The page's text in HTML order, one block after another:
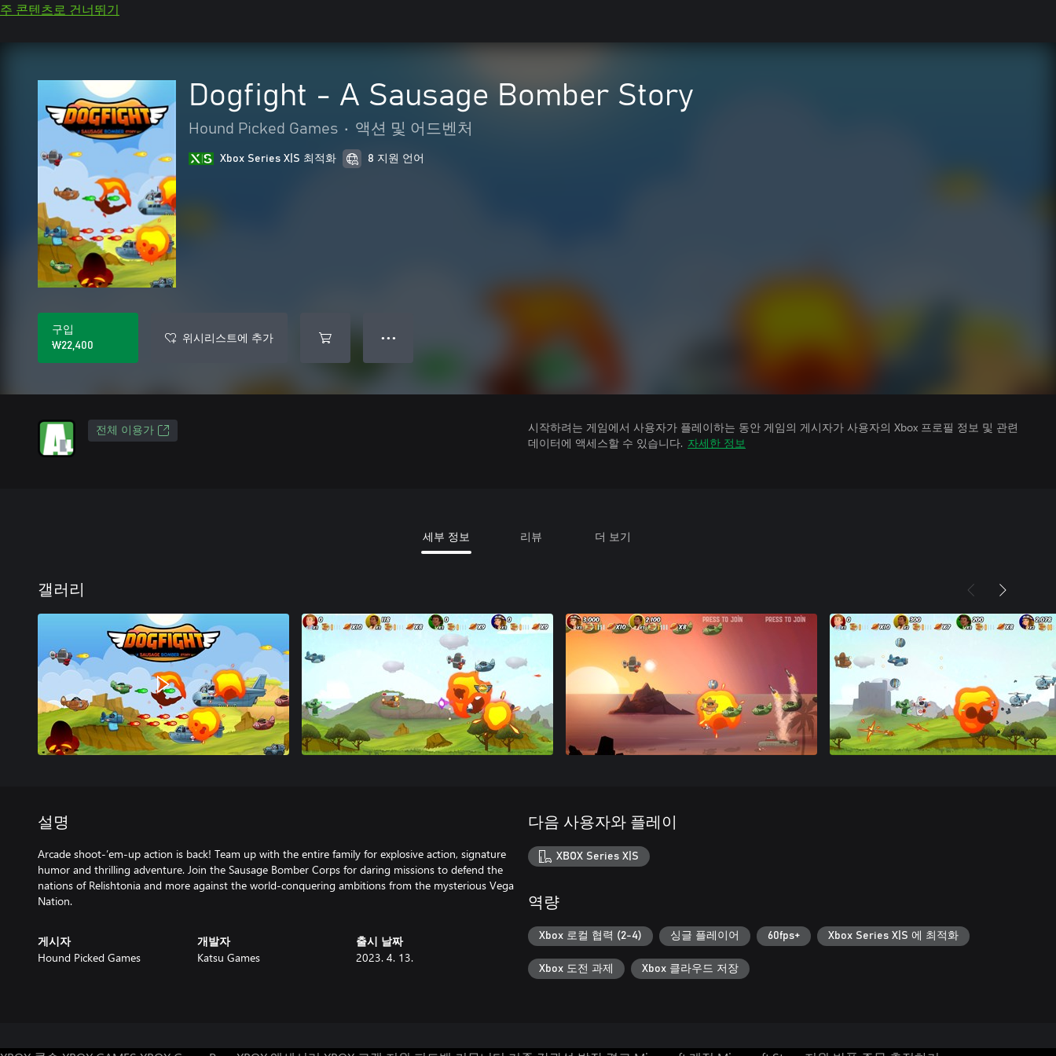
주 콘텐츠로 건너뛰기
Dogfight - A Sausage Bomber Story
Hound Picked Games • 액션 및 어드벤처
Xbox Series X|S 최적화 8 지원 언어
구입
₩22,400
위시리스트에 추가 ● ● ●
전체 이용가
시작하려는 게임에서 사용자가 플레이하는 동안 게임의 게시자가 사용자의 Xbox 프로필 정보 및 관련
데이터에 액세스할 수 있습니다. 자세한 정보
세부 정보 리뷰 더 보기
갤러리
설명
Arcade shoot-’em-up action is back! Team up with the entire family for explosive action, signature
humor and thrilling adventure. Join the Sausage Bomber Corps for daring missions to defend the
nations of Relishtonia and more against the world-conquering ambitions from the mysterious Vega
Nation.
게시자
Hound Picked Games
개발자
Katsu Games
출시 날짜
2023. 4. 13.
다음 사용자와 플레이
XBOX Series X|S
역량
Xbox 로컬 협력 (2-4) 싱글 플레이어 60fps+ Xbox Series X|S 에 최적화
Xbox 도전 과제 Xbox 클라우드 저장